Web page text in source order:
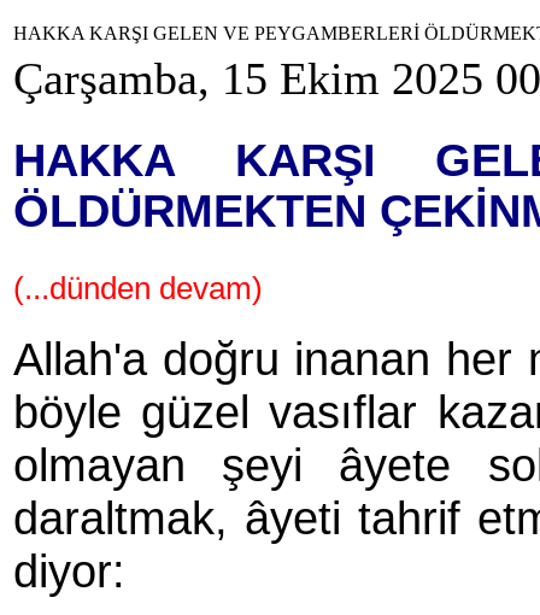
HAKKA KARŞI GELEN VE PEYGAMBERLERİ
Çarşamba, 15 Ekim 2025
HAKKA KARŞI
ÖLDÜRMEKTEN
(...dünden devam)
Allah'a doğru inanan her
böyle güzel vasıflar
olmayan şeyi âyete
daraltmak, âyeti tahrif
diyor: